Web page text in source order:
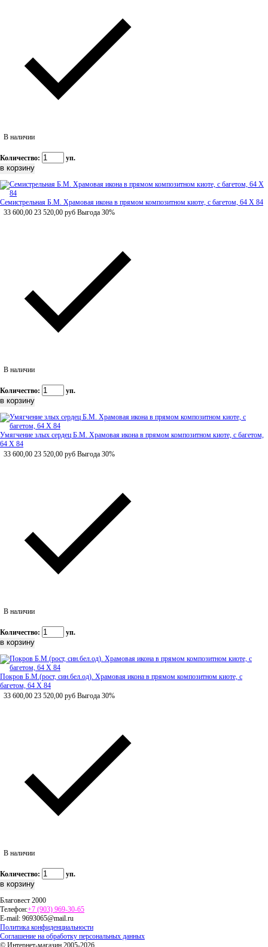
В наличии
Количество: уп.
Семистрельная Б.М. Храмовая икона в прямом композитном киоте, с багетом, 64 Х 84
33 600,00 23 520,00 руб Выгода 30%
В наличии
Количество: уп.
Умягчение злых сердец Б.М. Храмовая икона в прямом композитном киоте, с багетом,
64 Х 84
33 600,00 23 520,00 руб Выгода 30%
В наличии
Количество: уп.
Покров Б.М.(рост, син.бел.од). Храмовая икона в прямом композитном киоте, с
багетом, 64 Х 84
33 600,00 23 520,00 руб Выгода 30%
В наличии
Количество: уп.
Благовест 2000
Телефон:+7 (903) 969-30-65
E-mail: 9693065@mail.ru
Политика конфиденциальности
Соглашение на обработку персональных данных
© Интернет-магазин 2005-2026